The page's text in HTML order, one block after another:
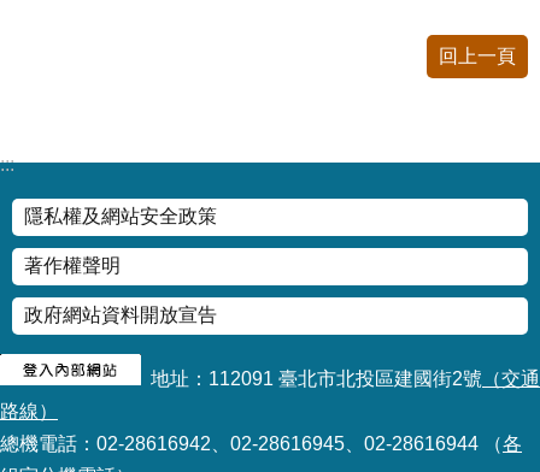
台
北
通
雙
詞
隱
回上一頁
:::
隱私權及網站安全政策
著作權聲明
政府網站資料開放宣告
地址：112091 臺北市北投區建國街2號 （交通
路線）
總機電話：02-28616942、02-28616945、02-28616944 （各